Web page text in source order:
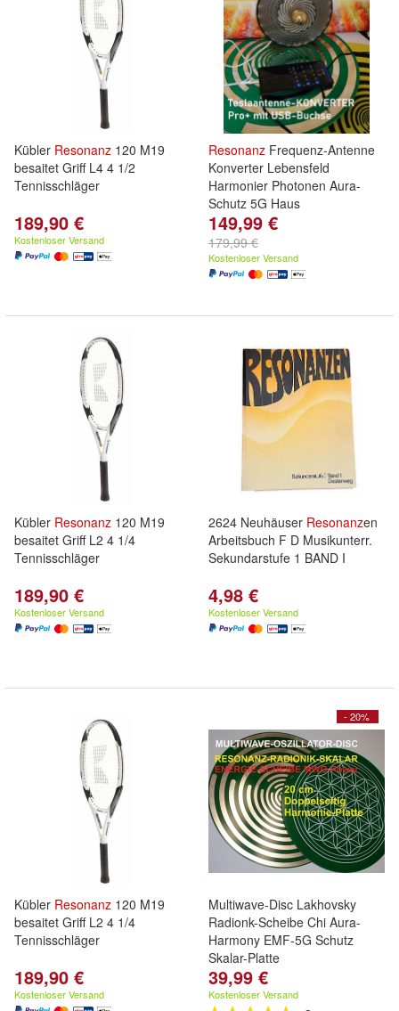
Kübler Resonanz 120 M19
besaitet Griff L4 4 1/2
Tennisschläger
189,90 €
Kostenloser Versand
Resonanz Frequenz-Antenne
Konverter Lebensfeld
Harmonier Photonen Aura-
Schutz 5G Haus
149,99 €
179,99 €
Kostenloser Versand
Kübler Resonanz 120 M19
besaitet Griff L2 4 1/4
Tennisschläger
189,90 €
Kostenloser Versand
2624 Neuhäuser Resonanzen
Arbeitsbuch F D Musikunterr.
Sekundarstufe 1 BAND I
4,98 €
Kostenloser Versand
Kübler Resonanz 120 M19
besaitet Griff L2 4 1/4
Tennisschläger
189,90 €
Kostenloser Versand
- 20%
Multiwave-Disc Lakhovsky
Radionk-Scheibe Chi Aura-
Harmony EMF-5G Schutz
Skalar-Platte
39,99 €
Kostenloser Versand